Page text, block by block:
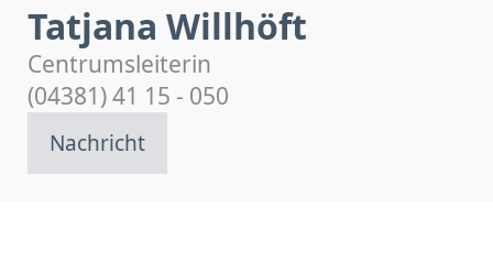
Tatjana Willhöft
Centrumsleiterin
(04381) 41 15 - 050
Nachricht